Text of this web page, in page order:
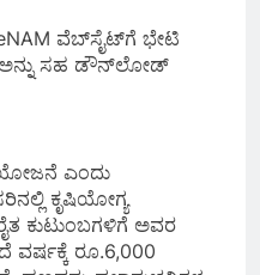
ವೆಬ್‌ಸೈಟ್‌ಗೆ ಭೇಟಿ
ಅನ್ನು ಸಹ ಡೌನ್‌ಲೋಡ್
ಎಂದು
ಕೃಷಿಯೋಗ್ಯ
ಕುಟುಂಬಗಳಿಗೆ ಅವರ
ವರ್ಷಕ್ಕೆ ರೂ.6,000